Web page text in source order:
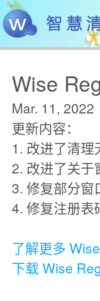
Wise
Mar. 11, 2022
更新内容：
1. 改进了清
2. 改进了关于
3. 修复部分
4. 修复注册表
了解更多
下载 Wise